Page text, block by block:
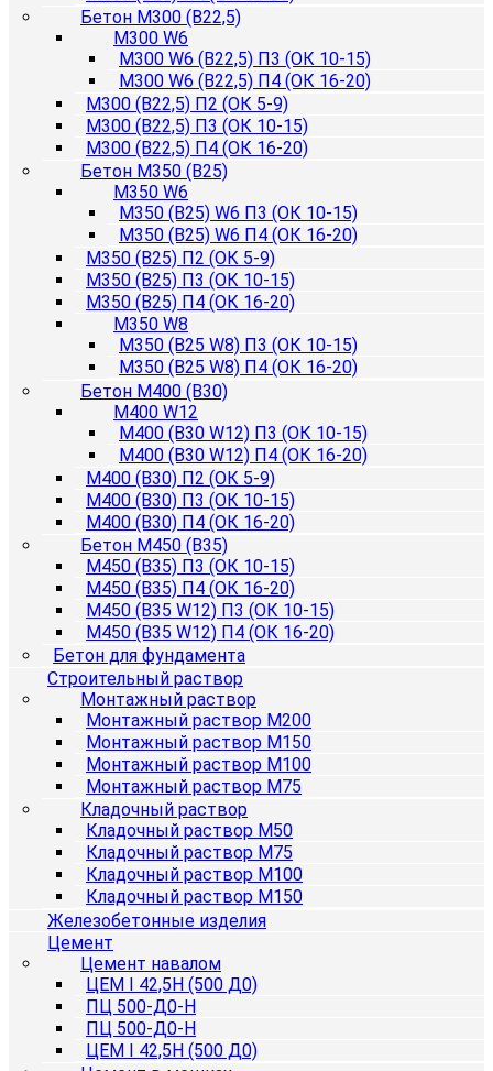
Бетон М300 (B22,5)
М300 W6
М300 W6 (B22,5) П3 (ОК 10-15)
М300 W6 (B22,5) П4 (ОК 16-20)
М300 (B22,5) П2 (ОК 5-9)
М300 (B22,5) П3 (ОК 10-15)
М300 (B22,5) П4 (ОК 16-20)
Бетон М350 (B25)
М350 W6
М350 (B25) W6 П3 (ОК 10-15)
М350 (B25) W6 П4 (ОК 16-20)
М350 (B25) П2 (ОК 5-9)
М350 (B25) П3 (ОК 10-15)
М350 (B25) П4 (ОК 16-20)
М350 W8
М350 (B25 W8) П3 (ОК 10-15)
М350 (B25 W8) П4 (ОК 16-20)
Бетон М400 (B30)
М400 W12
М400 (B30 W12) П3 (ОК 10-15)
М400 (B30 W12) П4 (ОК 16-20)
М400 (B30) П2 (ОК 5-9)
М400 (B30) П3 (ОК 10-15)
М400 (B30) П4 (ОК 16-20)
Бетон М450 (B35)
М450 (B35) П3 (ОК 10-15)
М450 (B35) П4 (ОК 16-20)
М450 (B35 W12) П3 (ОК 10-15)
М450 (B35 W12) П4 (ОК 16-20)
Бетон для фундамента
Строительный раствор
Монтажный раствор
Монтажный раствор М200
Монтажный раствор М150
Монтажный раствор М100
Монтажный раствор М75
Кладочный раствор
Кладочный раствор М50
Кладочный раствор М75
Кладочный раствор М100
Кладочный раствор М150
Железобетонные изделия
Цемент
Цемент навалом
ЦЕМ I 42,5Н (500 Д0)
ПЦ 500-Д0-Н
ПЦ 500-Д0-Н
ЦЕМ I 42,5Н (500 Д0)